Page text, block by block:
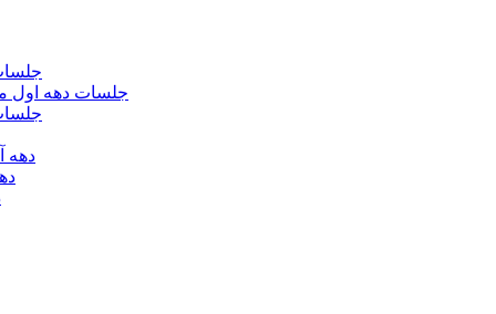
جلسات
جلسات دهه اول محرم الحرام 1393 -
جلسات
دهه آخر ماه
دهه